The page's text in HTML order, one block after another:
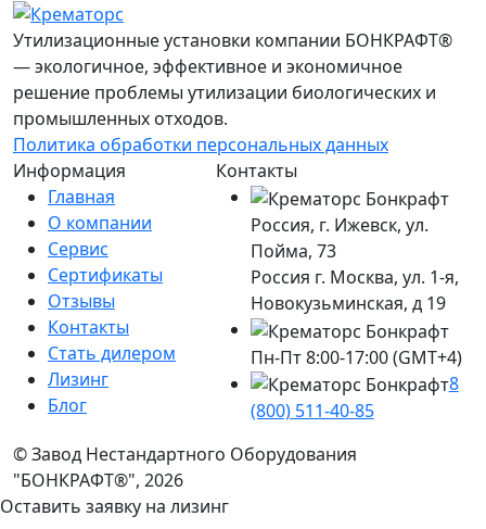
Утилизационные установки компании БОНКРАФТ®
— экологичное, эффективное и экономичное
решение проблемы утилизации биологических и
промышленных отходов.
Политика обработки персональных данных
Информация
Главная
О компании
Сервис
Сертификаты
Отзывы
Контакты
Стать дилером
Лизинг
Блог
Контакты
Россия, г. Ижевск, ул.
Пойма, 73
Россия г. Москва, ул. 1-я,
Новокузьминская, д 19
Пн-Пт 8:00-17:00 (GMT+4)
8
(800) 511-40-85
© Завод Нестандартного Оборудования
"БОНКРАФТ®", 2026
Оставить заявку на лизинг